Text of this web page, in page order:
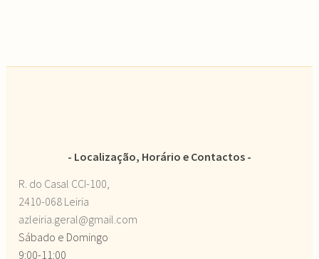
Localização, Horário e Contactos
R. do Casal CCI-100,
2410-068 Leiria
azleiria.geral@gmail.com
Sábado e Domingo
9:00-11:00